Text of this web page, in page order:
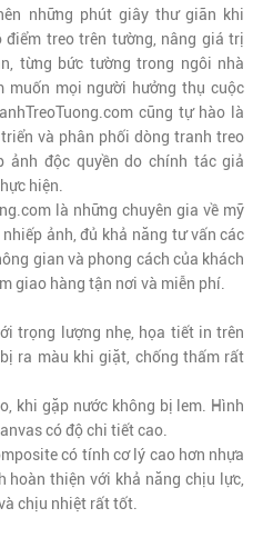
những phút giây thư giãn khi
treo trên tường, nâng giá trị
từng bức tường trong ngôi nhà
muốn mọi người hưởng thụ cuộc
cũng tự hào là
và phân phối dòng tranh treo
ảnh độc quyền do chính tác giả
hiện.
là những chuyên gia về mỹ
ảnh, đủ khả năng tư vấn các
gian và phong cách của khách
giao hàng tận nơi và miễn phí.
trọng lượng nhẹ, họa tiết in trên
ra màu khi giặt, chống thấm rất
khi gặp nước không bị lem. Hình
có độ chi tiết cao.
có tính cơ lý cao hơn nhựa
hoàn thiện với khả năng chịu lực,
chịu nhiệt rất tốt.